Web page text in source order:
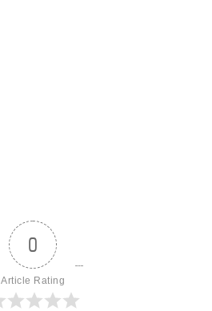
0
Article Rating